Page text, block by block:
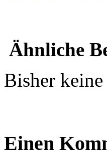
Ähnliche
Bisher
Einen